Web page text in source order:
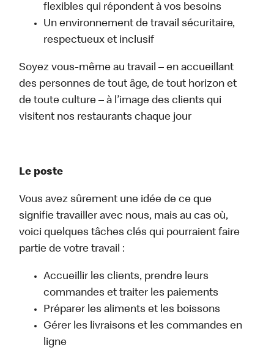
flexibles qui répondent à vos besoins
Un environnement de travail sécuritaire,
respectueux et inclusif
Soyez vous-même au travail – en accueillant
des personnes de tout âge, de tout horizon et
de toute culture – à l’image des clients qui
visitent nos restaurants chaque jour
Le poste
Vous avez sûrement une idée de ce que
signifie travailler avec nous, mais au cas où,
voici quelques tâches clés qui pourraient faire
partie de votre travail :
Accueillir les clients, prendre leurs
commandes et traiter les paiements
Préparer les aliments et les boissons
Gérer les livraisons et les commandes en
ligne